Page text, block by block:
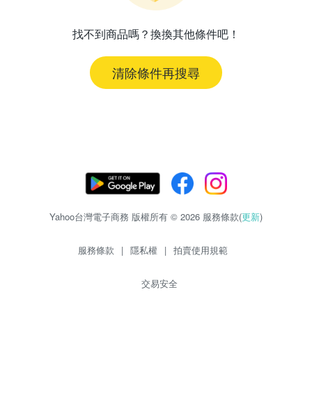
找不到商品嗎？換換其他條件吧！
清除條件再搜尋
Yahoo台灣電子商務 版權所有 © 2026 服務條款(更新)
服務條款 | 隱私權 | 拍賣使用規範
交易安全